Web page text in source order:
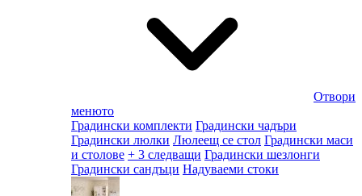
Отвори
менюто
Градински комплекти Градински чадъри
Градински люлки Люлеещ се стол Градински маси
и столове + 3 следващи Градински шезлонги
Градински сандъци Надуваеми стоки